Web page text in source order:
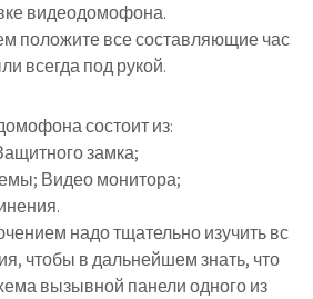
видеодомофона.
положите все составляющие час
всегда под рукой.
состоит из:
замка;
Видео монитора;
надо тщательно изучить вс
чтобы в дальнейшем знать, что
вызывной панели одного из